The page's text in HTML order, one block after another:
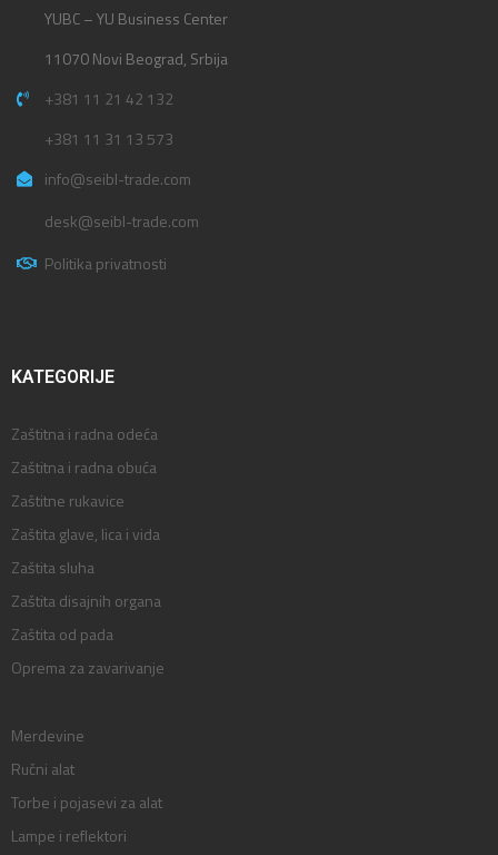
YUBC – YU Business Center
11070 Novi Beograd, Srbija
+381 11 21 42 132
+381 11 31 13 573
info@seibl-trade.com
desk@seibl-trade.com
Politika privatnosti
KATEGORIJE
Zaštitna i radna odeća
Zaštitna i radna obuća
Zaštitne rukavice
Zaštita glave, lica i vida
Zaštita sluha
Zaštita disajnih organa
Zaštita od pada
Oprema za zavarivanje
Merdevine
Ručni alat
Torbe i pojasevi za alat
Lampe i reflektori